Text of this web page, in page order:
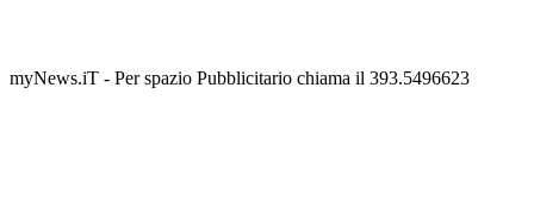
myNews.iT - Per spazio Pubblicitario chiama il 393.5496623